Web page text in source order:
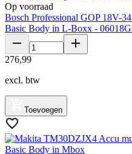
Op voorraad
Bosch Professional GOP 18V-
Basic Body in L-Boxx -
276,99
excl. btw
Toevoegen